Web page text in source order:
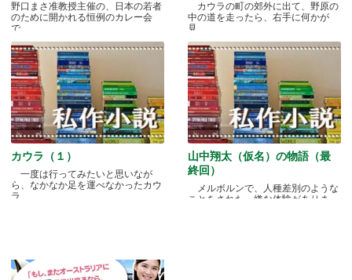
野口まさ准教授主催の、日本の若者
のために開かれる恒例のカレー会
で.....
カウラの町の郊外に出て、野原の
中の道を走ったら、右手に何かが
見.....
カウラ（１）
一度は行ってみたいと思いなが
ら、なかなか足を運べなかったカウ
ラ.....
山中翔太（仮名）の物語（最
終回）
メルボルンで、人種差別のような
ことをされた、嫌な体験がありま